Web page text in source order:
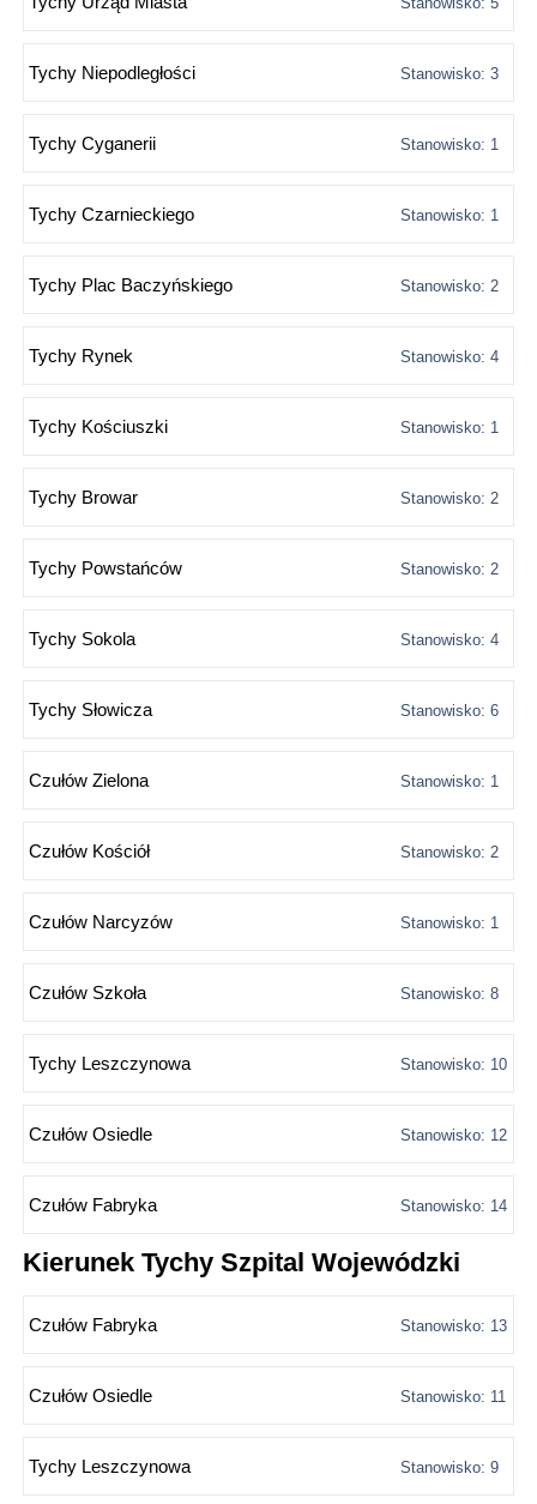
Tychy Niepodległości Stanowisko: 3
Tychy Cyganerii Stanowisko: 1
Tychy Czarnieckiego Stanowisko: 1
Tychy Plac Baczyńskiego Stanowisko: 2
Tychy Rynek Stanowisko: 4
Tychy Kościuszki Stanowisko: 1
Tychy Browar Stanowisko: 2
Tychy Powstańców Stanowisko: 2
Tychy Sokola Stanowisko: 4
Tychy Słowicza Stanowisko: 6
Czułów Zielona Stanowisko: 1
Czułów Kościół Stanowisko: 2
Czułów Narcyzów Stanowisko: 1
Czułów Szkoła Stanowisko: 8
Tychy Leszczynowa Stanowisko: 10
Czułów Osiedle Stanowisko: 12
Czułów Fabryka Stanowisko: 14
Kierunek Tychy Szpital Wojewódzki
Czułów Fabryka Stanowisko: 13
Czułów Osiedle Stanowisko: 11
Tychy Leszczynowa Stanowisko: 9